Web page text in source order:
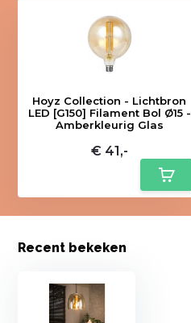
Hoyz Collection - Lichtbron
LED [G150] Filament Bol Ø15 -
Amberkleurig Glas
€ 41,-
Recent bekeken